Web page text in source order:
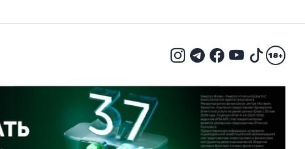
18+